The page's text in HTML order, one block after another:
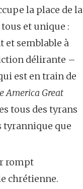
la place de la
et unique :
et semblable à
délirante –
est en train de
America Great
tous des tyrans
que
rompt
chrétienne.